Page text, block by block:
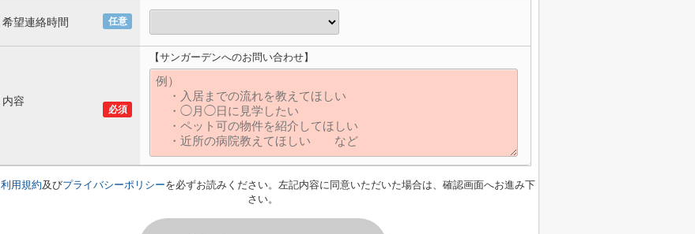
任意
希望連絡時間
必須
内容
【サンガーデンへのお問い合わせ】
利用規約及びプライバシーポリシーを必ずお読みください。左記内容に同意いただいた場合は、確認画面へお進み下
さい。